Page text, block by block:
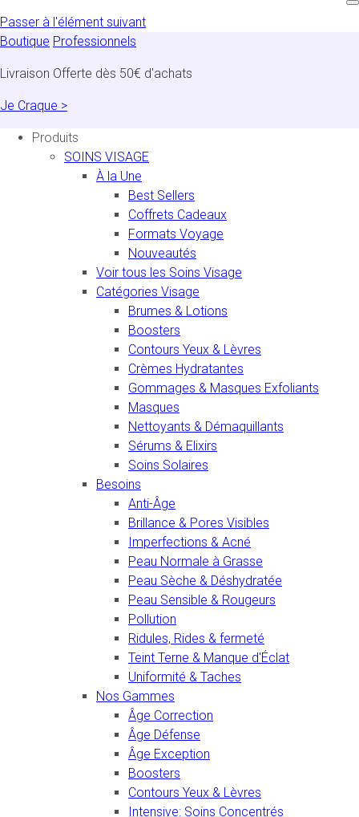
Passer à l'élément suivant
Boutique Professionnels
Livraison Offerte dès 50€ d'achats
Je Craque >
Produits
SOINS VISAGE
À la Une
Best Sellers
Coffrets Cadeaux
Formats Voyage
Nouveautés
Voir tous les Soins Visage
Catégories Visage
Brumes & Lotions
Boosters
Contours Yeux & Lèvres
Crèmes Hydratantes
Gommages & Masques Exfoliants
Masques
Nettoyants & Démaquillants
Sérums & Elixirs
Soins Solaires
Besoins
Anti-Âge
Brillance & Pores Visibles
Imperfections & Acné
Peau Normale à Grasse
Peau Sèche & Déshydratée
Peau Sensible & Rougeurs
Pollution
Ridules, Rides & fermeté
Teint Terne & Manque d'Éclat
Uniformité & Taches
Nos Gammes
Âge Correction
Âge Défense
Âge Exception
Boosters
Contours Yeux & Lèvres
Intensive: Soins Concentrés